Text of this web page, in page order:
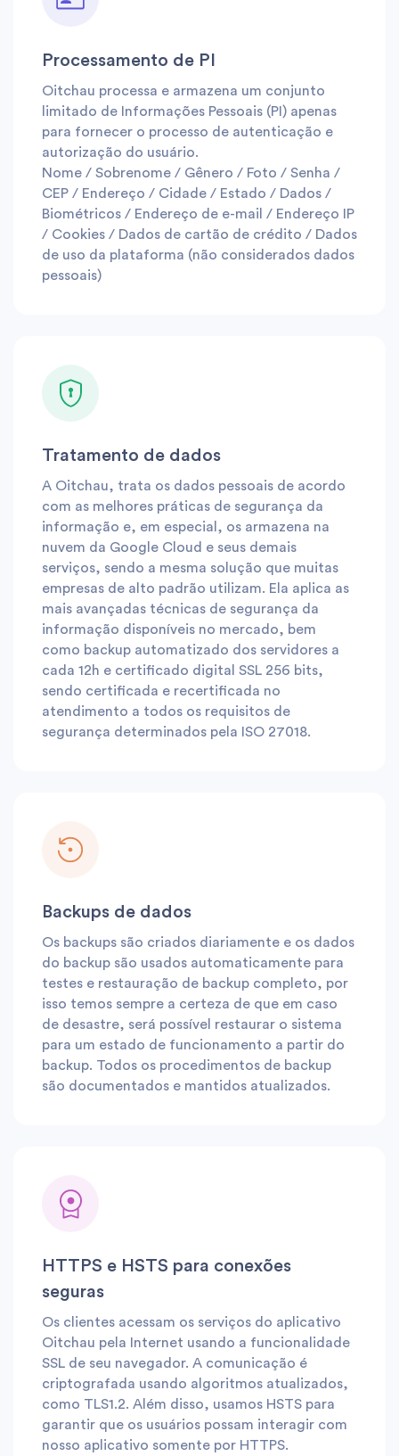
Processamento de PI
Oitchau processa e armazena um conjunto
limitado de Informações Pessoais (PI) apenas
para fornecer o processo de autenticação e
autorização do usuário.
Nome / Sobrenome / Gênero / Foto / Senha /
CEP / Endereço / Cidade / Estado / Dados /
Biométricos / Endereço de e-mail / Endereço IP
/ Cookies / Dados de cartão de crédito / Dados
de uso da plataforma (não considerados dados
pessoais)
Tratamento de dados
A Oitchau, trata os dados pessoais de acordo
com as melhores práticas de segurança da
informação e, em especial, os armazena na
nuvem da Google Cloud e seus demais
serviços, sendo a mesma solução que muitas
empresas de alto padrão utilizam. Ela aplica as
mais avançadas técnicas de segurança da
informação disponíveis no mercado, bem
como backup automatizado dos servidores a
cada 12h e certificado digital SSL 256 bits,
sendo certificada e recertificada no
atendimento a todos os requisitos de
segurança determinados pela ISO 27018.
Backups de dados
Os backups são criados diariamente e os dados
do backup são usados ​​automaticamente para
testes e restauração de backup completo, por
isso temos sempre a certeza de que em caso
de desastre, será possível restaurar o sistema
para um estado de funcionamento a partir do
backup. Todos os procedimentos de backup
são documentados e mantidos atualizados.
HTTPS e HSTS para conexões
seguras
Os clientes acessam os serviços do aplicativo
Oitchau pela Internet usando a funcionalidade
SSL de seu navegador. A comunicação é
criptografada usando algoritmos atualizados,
como TLS1.2. Além disso, usamos HSTS para
garantir que os usuários possam interagir com
nosso aplicativo somente por HTTPS.